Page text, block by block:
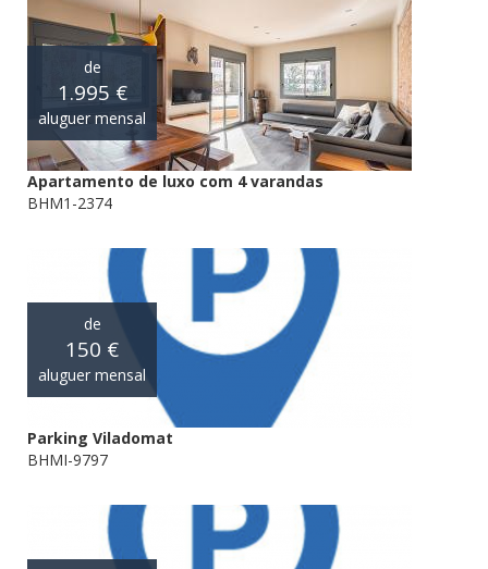
de
1.995 €
aluguer mensal
Apartamento de luxo com 4 varandas
BHM1-2374
de
150 €
aluguer mensal
Parking Viladomat
BHMI-9797